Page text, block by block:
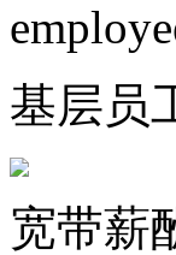
基层员
宽带薪